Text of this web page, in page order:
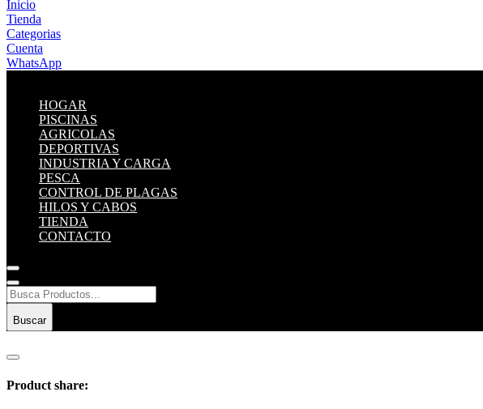
Inicio
Tienda
Categorias
Cuenta
WhatsApp
HOGAR
PISCINAS
AGRICOLAS
DEPORTIVAS
INDUSTRIA Y CARGA
PESCA
CONTROL DE PLAGAS
HILOS Y CABOS
TIENDA
CONTACTO
Buscar
Product share: